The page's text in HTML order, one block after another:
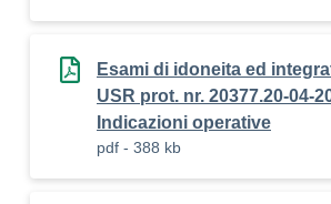
Esami di idoneita ed
USR prot. nr. 20377.20-04-
Indicazioni operative
pdf - 388 kb